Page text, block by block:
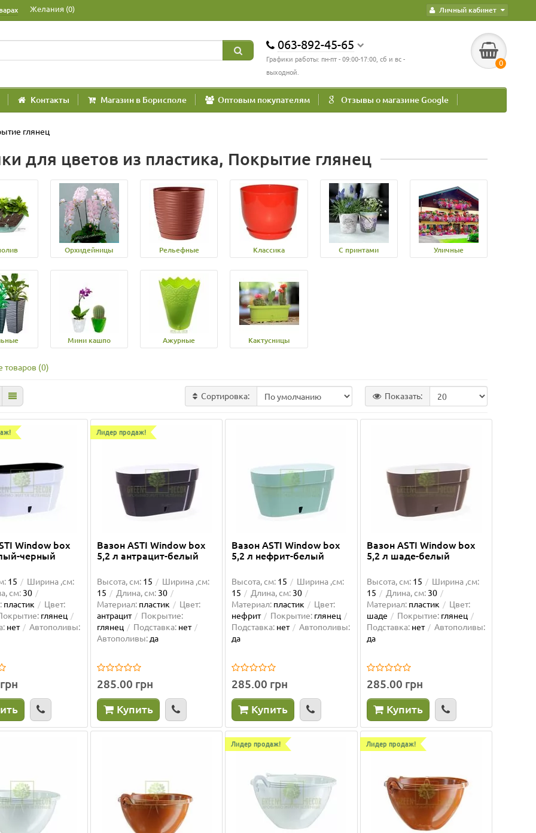
Личный кабинет
Желания (0)
063-892-45-65
Графики работы: пн-пт - 09:00-17:00, сб и вс -
выходной.
0
Контакты Магазин в Борисполе Оптовым покупателям Отзывы о магазине Google
глянец
для цветов из пластика, Покрытие глянец
Орхидейницы Рельефные Классика С принтами Уличные
Мини кашпо Ажурные Кактусницы
товаров (0)
Сортировка: Показать:
Window box
черный
15
Ширина ,см:
см: 30
пластик
Цвет:
глянец
нет
Автополивы:
Лидер продаж!
Вазон ASTI Window box
5,2 л антрацит-белый
Высота, см: 15
Ширина ,см:
15
Длина, см: 30
Материал: пластик
Цвет:
антрацит
Покрытие:
глянец
Подставка: нет
Автополивы: да
285.00 грн
Купить
Вазон ASTI Window box
5,2 л нефрит-белый
Высота, см: 15
Ширина ,см:
15
Длина, см: 30
Материал: пластик
Цвет:
нефрит
Покрытие: глянец
Подставка: нет
Автополивы:
да
285.00 грн
Купить
Вазон ASTI Window box
5,2 л шаде-белый
Высота, см: 15
Ширина ,см:
15
Длина, см: 30
Материал: пластик
Цвет:
шаде
Покрытие: глянец
Подставка: нет
Автополивы:
да
285.00 грн
Купить
Лидер продаж! Лидер продаж!